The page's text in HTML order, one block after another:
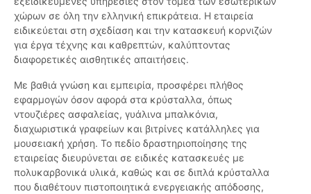
χώρων σε όλη την ελληνική επικράτεια. Η εταιρεία
ειδικεύεται στη σχεδίαση και την κατασκευή κορνιζών
για έργα τέχνης και καθρεπτών, καλύπτοντας
διαφορετικές αισθητικές απαιτήσεις.
Με βαθιά γνώση και εμπειρία, προσφέρει πλήθος
εφαρμογών όσον αφορά στα κρύσταλλα, όπως
ντουζιέρες ασφαλείας, γυάλινα μπαλκόνια,
διαχωριστικά γραφείων και βιτρίνες κατάλληλες για
μουσειακή χρήση. Το πεδίο δραστηριοποίησης της
εταιρείας διευρύνεται σε ειδικές κατασκευές με
πολυκαρβονικά υλικά, καθώς και σε διπλά κρύσταλλα
που διαθέτουν πιστοποιητικά ενεργειακής απόδοσης,